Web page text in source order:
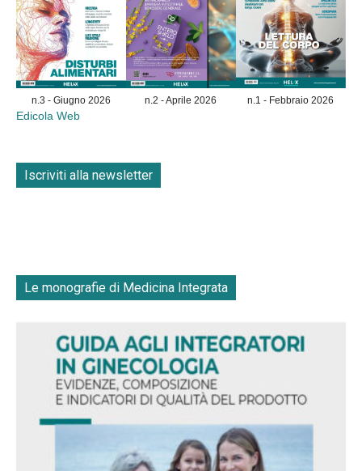
n.3 - Giugno 2026 n.2 - Aprile 2026 n.1 - Febbraio 2026
Edicola Web
Iscriviti alla newsletter
Le monografie di Medicina Integrata